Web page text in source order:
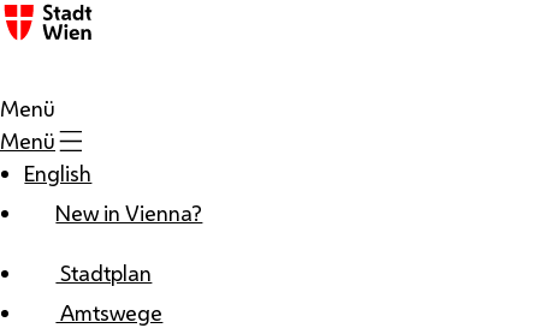
Zum Inhalt
Menü
Menü
English
New in Vienna?
Stadtplan
Amtswege